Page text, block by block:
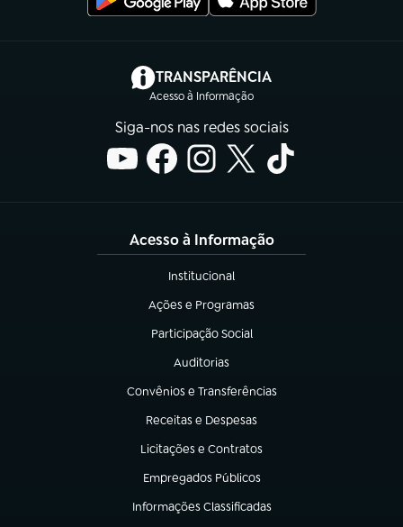
TRANSPARÊNCIA
Acesso à Informação
(abre em nova aba)
Siga-nos nas redes sociais
Acesso à Informação
Institucional
(abre em nova aba)
Ações e Programas
(abre em nova aba)
Participação Social
(abre em nova aba)
Auditorias
(abre em nova aba)
Convênios e Transferências
(abre em nova aba)
Receitas e Despesas
(abre em nova aba)
Licitações e Contratos
(abre em nova aba)
Empregados Públicos
(abre em nova aba)
Informações Classificadas
(abre em nova aba)